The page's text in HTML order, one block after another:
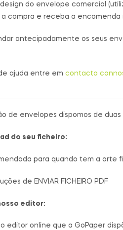
do envelope comercial
a compra e receba a encomenda
antecipadamente os seus
ajuda entre em contacto
de envelopes dispomos de duas
do seu ficheiro:
para quando tem a arte
de ENVIAR FICHEIRO PDF
editor:
o editor online que a GoPaper